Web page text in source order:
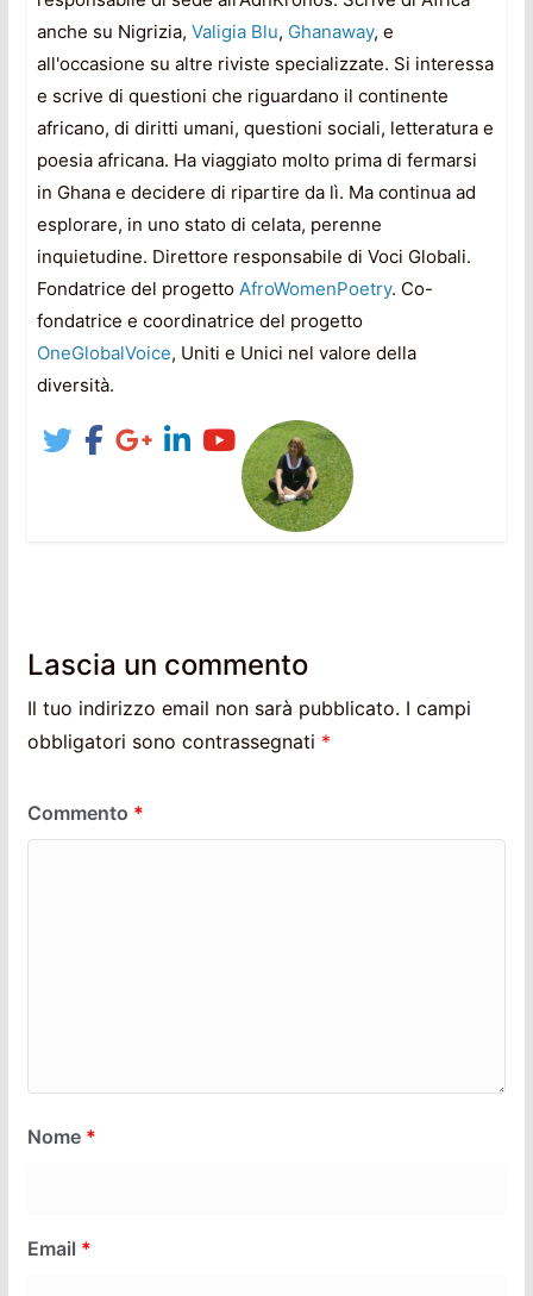
anche su Nigrizia, Valigia Blu, Ghanaway, e
all'occasione su altre riviste specializzate. Si interessa
e scrive di questioni che riguardano il continente
africano, di diritti umani, questioni sociali, letteratura e
poesia africana. Ha viaggiato molto prima di fermarsi
in Ghana e decidere di ripartire da lì. Ma continua ad
esplorare, in uno stato di celata, perenne
inquietudine. Direttore responsabile di Voci Globali.
Fondatrice del progetto AfroWomenPoetry. Co-
fondatrice e coordinatrice del progetto
OneGlobalVoice, Uniti e Unici nel valore della
diversità.
Lascia un commento
Il tuo indirizzo email non sarà pubblicato. I campi
obbligatori sono contrassegnati *
Commento *
Nome *
Email *